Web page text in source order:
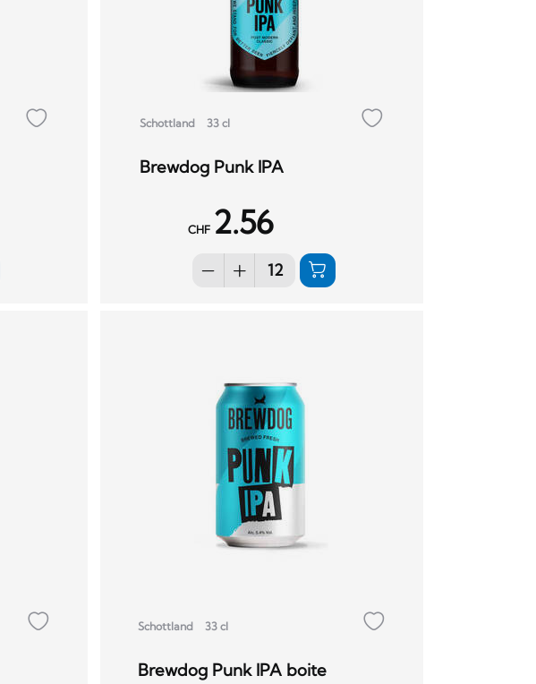
Schottland 33 cl
Brewdog Punk IPA
CHF 2.56
Schottland 33 cl
Brewdog Punk IPA boite